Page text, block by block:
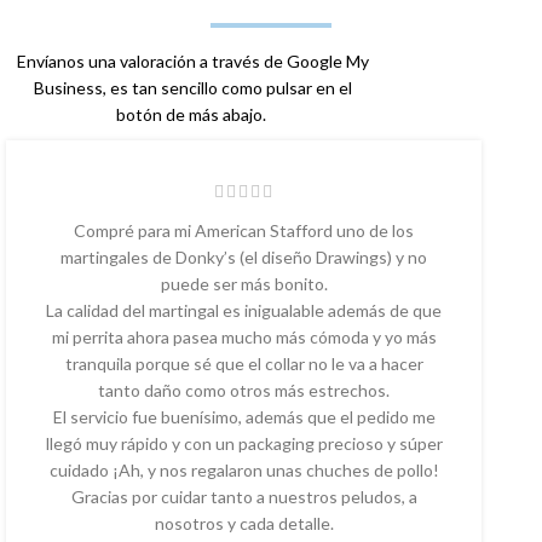
Envíanos una valoración a través de Google My
Business, es tan sencillo como pulsar en el
botón de más abajo.
Compré para mi American Stafford uno de los
martingales de Donky’s (el diseño Drawings) y no
puede ser más bonito.
La calidad del martingal es inigualable además de que
mi perrita ahora pasea mucho más cómoda y yo más
tranquila porque sé que el collar no le va a hacer
tanto daño como otros más estrechos.
El servicio fue buenísimo, además que el pedido me
llegó muy rápido y con un packaging precioso y súper
cuidado ¡Ah, y nos regalaron unas chuches de pollo!
Gracias por cuidar tanto a nuestros peludos, a
nosotros y cada detalle.